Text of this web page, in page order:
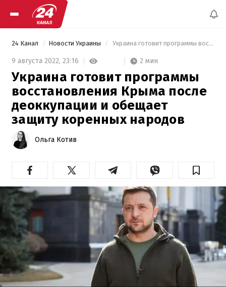
24 Канал Новости Украины Украина готовит программы восстановления Крыма после деоккупации и обещает защиту коренных народов
9 августа 2022, 23:16 2 мин
Украина готовит программы
восстановления Крыма после
деоккупации и обещает
защиту коренных народов
Ольга Котив